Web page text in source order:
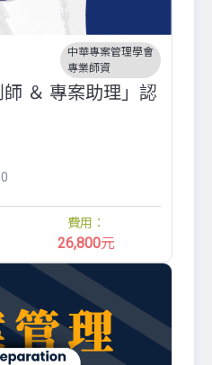
中華專案管理學會
專業師資
＆ 專案助理」認
費用：
26,800元